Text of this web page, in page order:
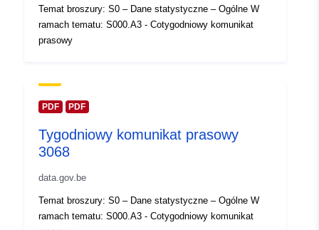
Zaktualizowano dane.europa.eu:
Typ: Polygon
Identyfikatory:
uriRef:
http://data.europa.eu/88u/dataset/
Temat broszury: S0 – Dane statystyczne – Ogólne W
ramach tematu: S000.A3 - Cotygodniowy komunikat
prasowy
PDF PDF
Tygodniowy komunikat prasowy
3068
data.gov.be
Temat broszury: S0 – Dane statystyczne – Ogólne W
ramach tematu: S000.A3 - Cotygodniowy komunikat